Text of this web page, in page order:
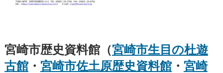
宮崎市歴史資料館（宮崎市生目の杜遊
古館・ 宮崎市佐土原歴史資料館・ 宮崎